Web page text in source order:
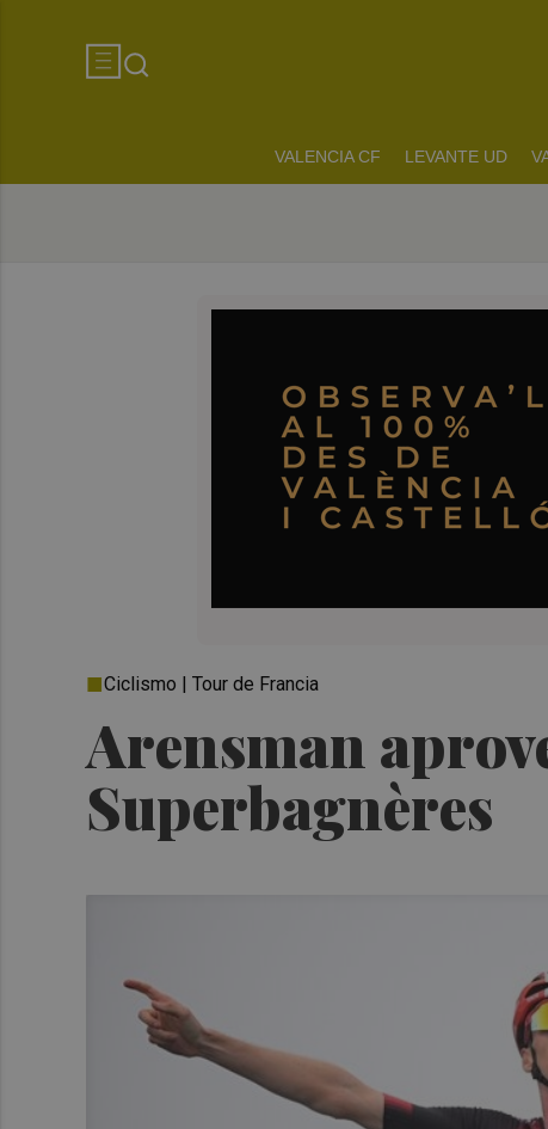
VALENCIA CF LEVANTE UD
Arensman
Superbagnères
Ciclismo | Tour de Francia